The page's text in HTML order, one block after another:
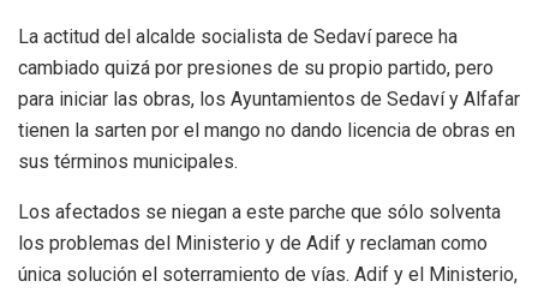
La actitud del alcalde socialista de Sedaví parece ha
cambiado quizá por presiones de su propio partido, pero
para iniciar las obras, los Ayuntamientos de Sedaví y Alfafar
tienen la sarten por el mango no dando licencia de obras en
sus términos municipales.
Los afectados se niegan a este parche que sólo solventa
los problemas del Ministerio y de Adif y reclaman como
única solución el soterramiento de vías. Adif y el Ministerio,